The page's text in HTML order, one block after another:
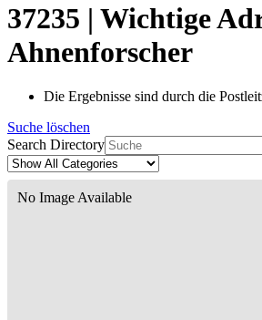
37235 | Wichtige
Ahnenforscher
Die Ergebnisse sind durch die
Suche löschen
Search Directory
No Image Available